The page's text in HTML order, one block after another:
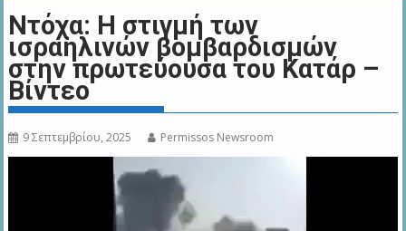
Ντόχα: Η στιγμή των
ισραηλινών βομβαρδισμών
στην πρωτεύουσα του Κατάρ –
Bίντεο
9 Σεπτεμβρίου, 2025 Permissos Newsroom